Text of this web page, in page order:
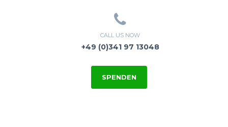
CALL US NOW
+49 (0)341 97 13048
SPENDEN